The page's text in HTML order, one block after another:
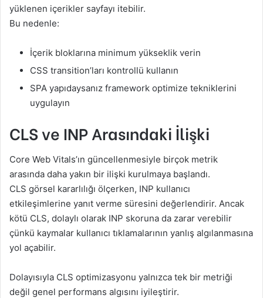
yüklenen içerikler sayfayı itebilir.
Bu nedenle:
İçerik bloklarına minimum yükseklik verin
CSS transition’ları kontrollü kullanın
SPA yapıdaysanız framework optimize tekniklerini
uygulayın
CLS ve INP Arasındaki İlişki
Core Web Vitals’ın güncellenmesiyle birçok metrik
arasında daha yakın bir ilişki kurulmaya başlandı.
CLS görsel kararlılığı ölçerken, INP kullanıcı
etkileşimlerine yanıt verme süresini değerlendirir. Ancak
kötü CLS, dolaylı olarak INP skoruna da zarar verebilir
çünkü kaymalar kullanıcı tıklamalarının yanlış algılanmasına
yol açabilir.
Dolayısıyla CLS optimizasyonu yalnızca tek bir metriği
değil genel performans algısını iyileştirir.